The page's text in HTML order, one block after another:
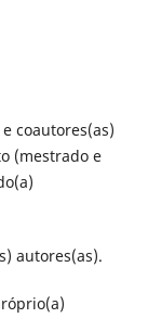
coautores(as)
(mestrado e
autores(as).